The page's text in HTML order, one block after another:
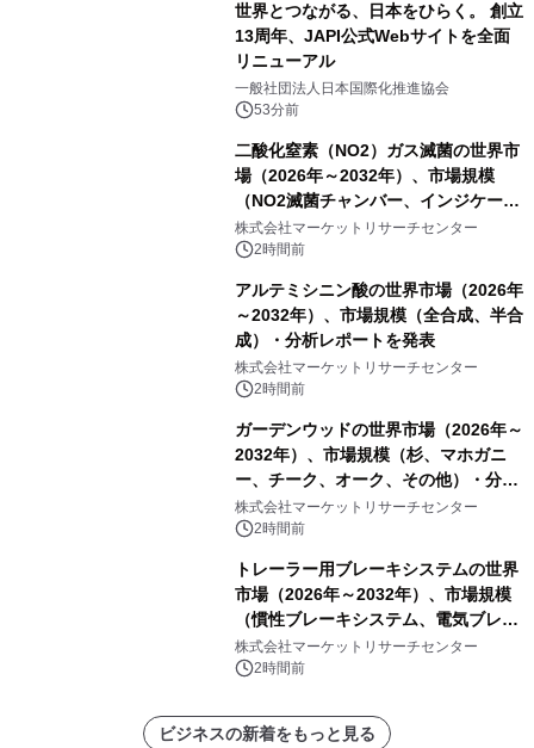
世界とつながる、日本をひらく。 創立
13周年、JAPI公式Webサイトを全面
リニューアル
一般社団法人日本国際化推進協会
53分前
二酸化窒素（NO2）ガス滅菌の世界市
場（2026年～2032年）、市場規模
（NO2滅菌チャンバー、インジケータ
ーおよびモニタリングシステム、その
他）・分析レポートを発表
株式会社マーケットリサーチセンター
2時間前
アルテミシニン酸の世界市場（2026年
～2032年）、市場規模（全合成、半合
成）・分析レポートを発表
株式会社マーケットリサーチセンター
2時間前
ガーデンウッドの世界市場（2026年～
2032年）、市場規模（杉、マホガニ
ー、チーク、オーク、その他）・分析
レポートを発表
株式会社マーケットリサーチセンター
2時間前
トレーラー用ブレーキシステムの世界
市場（2026年～2032年）、市場規模
（慣性ブレーキシステム、電気ブレー
キシステム、その他）・分析レポート
を発表
株式会社マーケットリサーチセンター
2時間前
ビジネスの新着をもっと見る